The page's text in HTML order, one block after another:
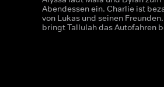
Abendessen ein. Charlie ist
von Lukas und seinen
bringt Tallulah das Autofahren